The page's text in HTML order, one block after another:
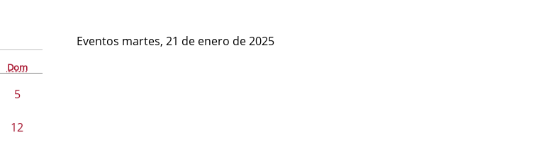
Dom
5
12
Eventos martes, 21 de enero de 2025